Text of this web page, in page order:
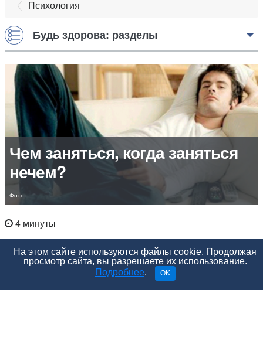
Психология
Будь здорова: разделы
Чем заняться, когда заняться
нечем?
Фото:
4 минуты
На этом сайте используются файлы cookie. Продолжая
просмотр сайта, вы разрешаете их использование.
Подробнее. OK